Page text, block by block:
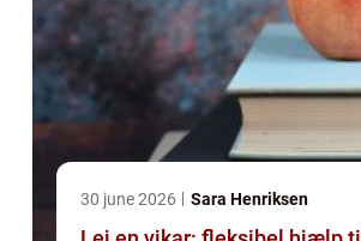
30 june 2026 Sara Henriksen